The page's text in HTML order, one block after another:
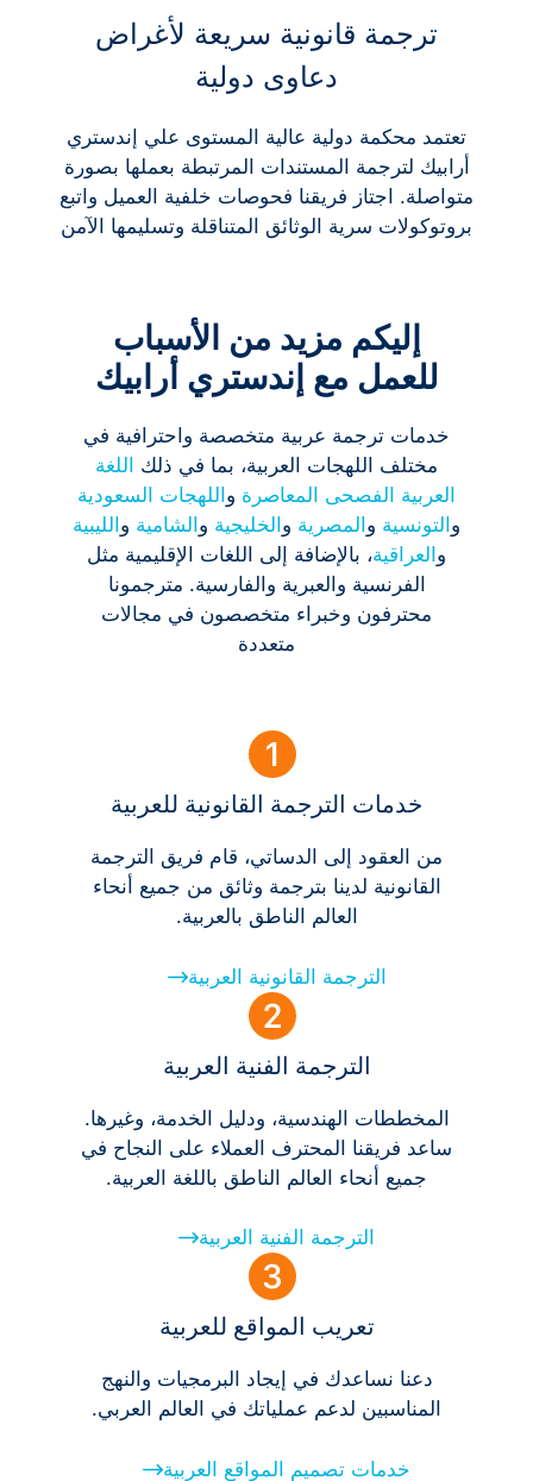
ترجمة قانونية سريعة لأغراض
دعاوى دولية
تعتمد محكمة دولية عالية المستوى علي إندستري
أرابيك لترجمة المستندات المرتبطة بعملها بصورة
متواصلة. اجتاز فريقنا فحوصات خلفية العميل واتبع
بروتوكولات سرية الوثائق المتناقلة وتسليمها الآمن
إليكم مزيد من الأسباب
للعمل مع إندستري أرابيك
خدمات ترجمة عربية متخصصة واحترافية في
مختلف اللهجات العربية، بما في ذلك اللغة
العربية الفصحى المعاصرة و اللهجات السعودية
و التونسية و المصرية و الخليجية و الشامية و الليبية
و العراقية، بالإضافة إلى اللغات الإقليمية مثل
الفرنسية والعبرية والفارسية. مترجمونا
محترفون وخبراء متخصصون في مجالات
متعددة
خدمات الترجمة القانونية للعربية
من العقود إلى الدساتي، قام فريق الترجمة
القانونية لدينا بترجمة وثائق من جميع أنحاء
العالم الناطق بالعربية.
الترجمة القانونية العربية
الترجمة الفنية العربية
المخططات الهندسية، ودليل الخدمة، وغيرها.
ساعد فريقنا المحترف العملاء على النجاح في
جميع أنحاء العالم الناطق باللغة العربية.
الترجمة الفنية العربية
تعريب المواقع للعربية
دعنا نساعدك في إيجاد البرمجيات والنهج
المناسبين لدعم عملياتك في العالم العربي.
خدمات تصميم المواقع العربية